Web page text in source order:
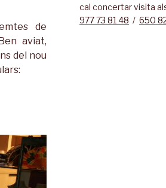
de
aviat,
del nou
cal concertar visita
977 73 81 48 / 650